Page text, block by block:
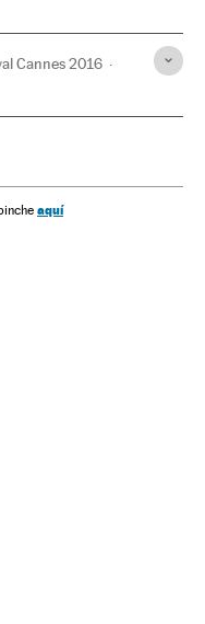
Cannes 2016
aquí